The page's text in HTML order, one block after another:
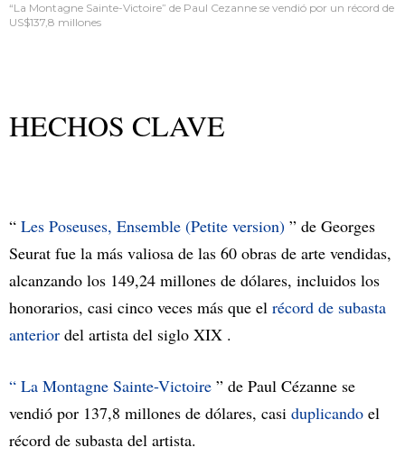
“La Montagne Sainte-Victoire” de Paul Cezanne se vendió por un récord de
US$137,8 millones
HECHOS CLAVE
“ Les Poseuses, Ensemble (Petite version) ” de Georges
Seurat fue la más valiosa de las 60 obras de arte vendidas,
alcanzando los 149,24 millones de dólares, incluidos los
honorarios, casi cinco veces más que el récord de subasta
anterior del artista del siglo XIX .
“ La Montagne Sainte-Victoire ” de Paul Cézanne se
vendió por 137,8 millones de dólares, casi duplicando el
récord de subasta del artista.